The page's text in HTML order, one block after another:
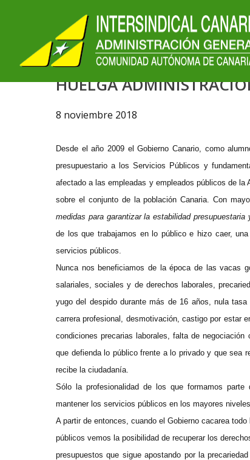
HUELGA
8 noviembre 2018
Desde el año 2009 el Gobierno Canario, como
presupuestario a los Servicios Públicos y
afectado a las empleadas y empleados públicos de
sobre el conjunto de la población Canaria. Con
medidas para garantizar la estabilidad
de los que trabajamos en lo público e hizo caer,
servicios públicos.
Nunca nos beneficiamos de la época de las vacas
salariales, sociales y de derechos laborales,
yugo del despido durante más de 16 años, nula
carrera profesional, desmotivación, castigo por estar
condiciones precarias laborales, falta de
que defienda lo público frente a lo privado y que sea
recibe la ciudadanía.
Sólo la profesionalidad de los que formamos
mantener los servicios públicos en los mayores
A partir de entonces, cuando el Gobierno cacarea
públicos vemos la posibilidad de recuperar los
presupuestos que sigue apostando por la